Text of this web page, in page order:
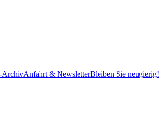
ArchivAnfahrt & NewsletterBleiben Sie neugierig!